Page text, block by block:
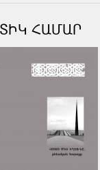
ՀԱՄԱՐ